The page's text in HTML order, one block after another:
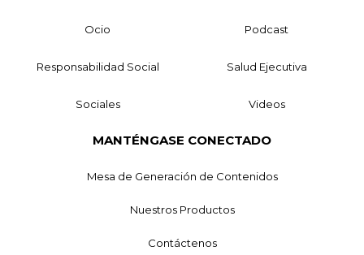
Ocio Podcast
Responsabilidad Social Salud Ejecutiva
Sociales Videos
MANTÉNGASE CONECTADO
Mesa de Generación de Contenidos
Nuestros Productos
Contáctenos